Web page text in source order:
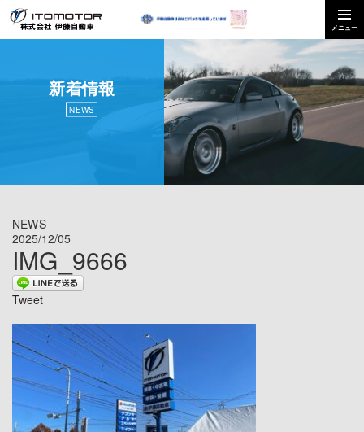
新着情報
NEWS
NEWS
2025/12/05
IMG_9666
Tweet